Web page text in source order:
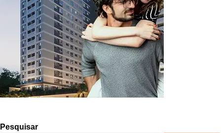
Pesquisar